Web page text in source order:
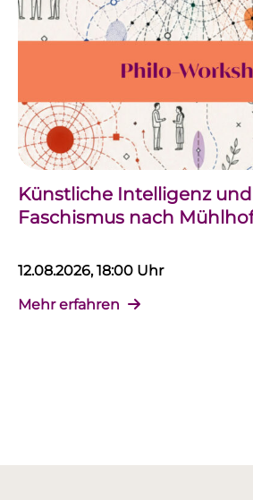
Künstliche Intelligenz
Faschismus nach
12.08.2026, 18:00 Uhr
Mehr erfahren